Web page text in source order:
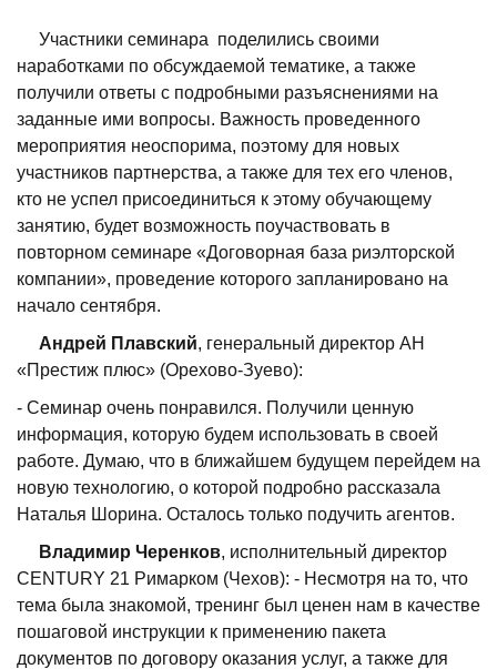
Участники семинара поделились своими
наработками по обсуждаемой тематике, а также
получили ответы с подробными разъяснениями на
заданные ими вопросы. Важность проведенного
мероприятия неоспорима, поэтому для новых
участников партнерства, а также для тех его членов,
кто не успел присоединиться к этому обучающему
занятию, будет возможность поучаствовать в
повторном семинаре «Договорная база риэлторской
компании», проведение которого запланировано на
начало сентября.
Андрей Плавский, генеральный директор АН
«Престиж плюс» (Орехово-Зуево):
- Семинар очень понравился. Получили ценную
информация, которую будем использовать в своей
работе. Думаю, что в ближайшем будущем перейдем на
новую технологию, о которой подробно рассказала
Наталья Шорина. Осталось только подучить агентов.
Владимир Черенков, исполнительный директор
CENTURY 21 Римарком (Чехов): - Несмотря на то, что
тема была знакомой, тренинг был ценен нам в качестве
пошаговой инструкции к применению пакета
документов по договору оказания услуг, а также для